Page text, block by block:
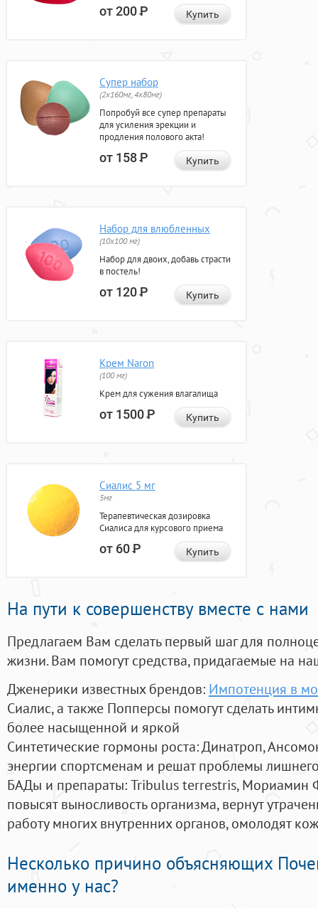
от 200Р Купить
Супер набор
(2х160мг, 4х80мг)
Попробуй все супер препараты
для усиления эрекции и
продления полового акта!
от 158Р Купить
Набор для влюбленных
(10х100 мг)
Набор для двоих, добавь страсти
в постель!
от 120Р Купить
Крем Naron
(100 мг)
Крем для сужения влагалища
от 1500Р Купить
Сиалис 5 мг
5мг
Терапевтическая дозировка
Сиалиса для курсового приема
от 60Р Купить
На пути к совершенству вместе с нами
Предлагаем Вам сделать первый шаг для
жизни. Вам помогут средства, придагаемые на
Дженерики известных брендов: Импотенция в
Сиалис, а также Попперсы помогут сделать
более насыщенной и яркой
Синтетические гормоны роста: Динатроп,
энергии спортсменам и решат проблемы
БАДы и препараты:Tribulus terrestris, Мориамин
повысят выносливость организма, вернут
работу многих внутренних органов, омолодят
Несколько причино объясняющих
именно у нас?